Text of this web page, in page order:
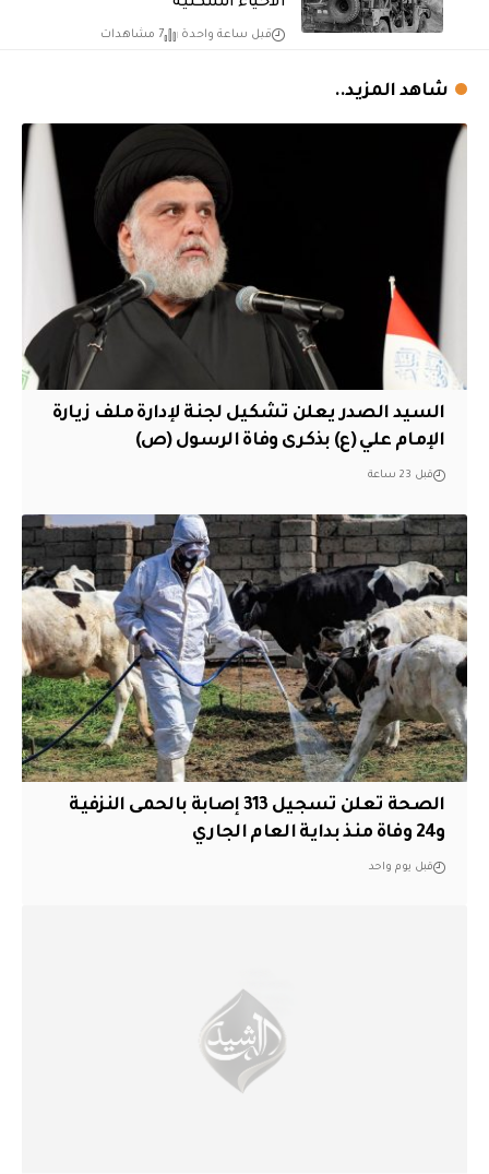
قبل ساعة واحدة 7 مشاهدات
شاهد المزيد..
السيد الصدر يعلن تشكيل لجنة لإدارة ملف زيارة
الإمام علي (ع) بذكرى وفاة الرسول (ص)
قبل 23 ساعة
الصحة تعلن تسجيل 313 إصابة بالحمى النزفية
و24 وفاة منذ بداية العام الجاري
قبل يوم واحد